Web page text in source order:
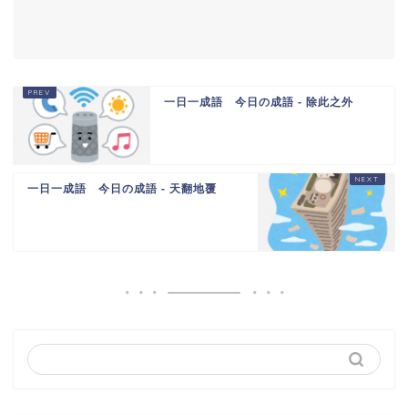
一日一成語 今日の成語 - 除此之外
一日一成語 今日の成語 - 天翻地覆